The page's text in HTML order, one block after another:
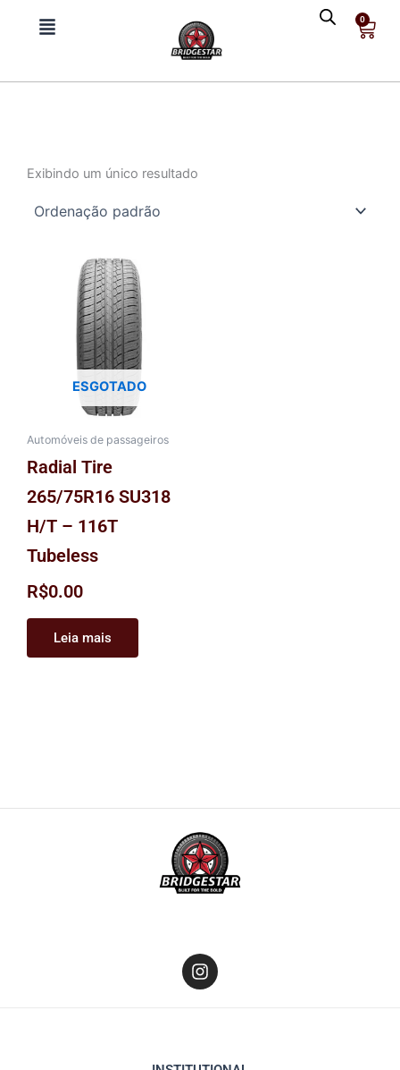
0
Cart
Exibindo um único resultado
ESGOTADO
Automóveis de passageiros
Radial Tire
265/75R16 SU318
H/T – 116T
Tubeless
R$0.00
Leia mais
I
n